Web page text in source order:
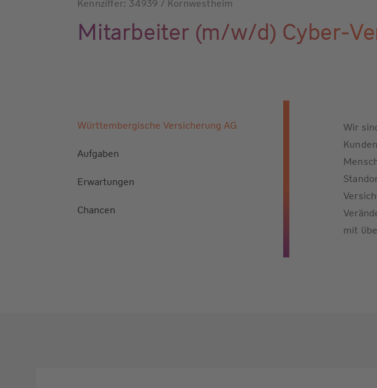
Kennziffer: 34939 / Kornwestheim
Mitarbeiter (m/w/d) Cyber-
Württembergische Versicherung AG
Wir
mit
Aufgaben
Erwartungen
Chancen